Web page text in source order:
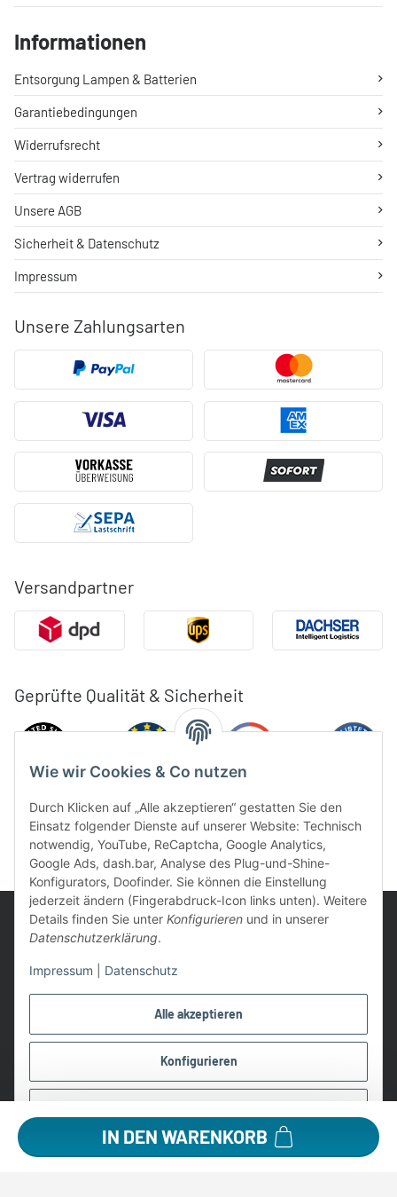
Alle akzeptieren
Konfigurieren
Wie wir Cookies & Co nutzen
Durch Klicken auf „Alle akzeptieren“ gestatten Sie den
Einsatz folgender Dienste auf unserer Website: Technisch
notwendig, YouTube, ReCaptcha, Google Analytics,
Google Ads, dash.bar, Analyse des Plug-und-Shine-
Konfigurators, Doofinder. Sie können die Einstellung
jederzeit ändern (Fingerabdruck-Icon links unten). Weitere
Details finden Sie unter Konfigurieren und in unserer
Datenschutzerklärung.
Impressum Datenschutz
IN DEN WARENKORB
Unsere Zahlungsarten
Versandpartner
Geprüfte Qualität & Sicherheit
Informationen
Entsorgung Lampen & Batterien
Garantiebedingungen
Widerrufsrecht
Vertrag widerrufen
Unsere AGB
Sicherheit & Datenschutz
Impressum
UVP: Ist die unverbindliche Preisempfehlung des Herstellers für
* Gratis Versand ab 99 € innerhalb Deutschlands
Wir nutzen Trusted Shops als unabhängigen Dienstleister für die
Einholung von Bewertungen. Trusted Shops hat Maßnahmen
getroffen, um sicherzustellen, dass es es sich um echte
Alle Preise in €, inkl. 19% USt. und evtl. zzgl. Versandkosten